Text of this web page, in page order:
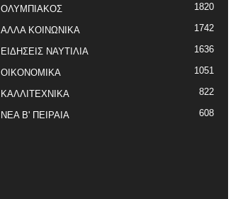
ΟΛΥΜΠΙΑΚΟΣ 1820
ΑΛΛΑ ΚΟΙΝΩΝΙΚΑ 1742
ΕΙΔΗΣΕΙΣ ΝΑΥΤΙΛΙΑ 1636
ΟΙΚΟΝΟΜΙΚΑ 1051
ΚΑΛΛΙΤΕΧΝΙΚΑ 822
ΝΕΑ Β' ΠΕΙΡΑΙΑ 608